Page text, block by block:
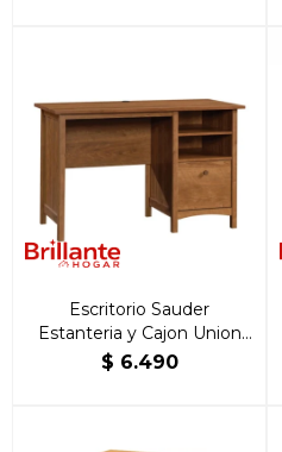
Escritorio Sauder
Estanteria y Cajon Union
Plain
$ 6.490